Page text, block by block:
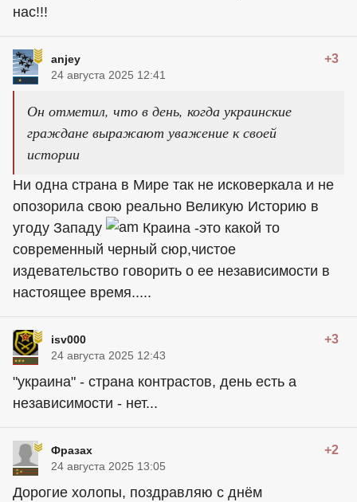
нас!!!
anjey +3
24 августа 2025 12:41
Он отметил, что в день, когда украинские
граждане выражают уважение к своей
истории
Ни одна страна в Мире так не исковеркала и не
опозорила свою реально Великую Историю в
угоду Западу
Краина -это какой то
современный черный сюр,чистое
издевательство говорить о ее независимости в
настоящее время.....
isv000 +3
24 августа 2025 12:43
"украина" - страна контрастов, день есть а
независимости - нет...
Фразах +2
24 августа 2025 13:05
Дорогие холопы, поздравляю с днём